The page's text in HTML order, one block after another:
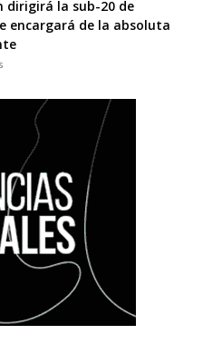
dirigirá la sub-20 de
encargará de la absoluta